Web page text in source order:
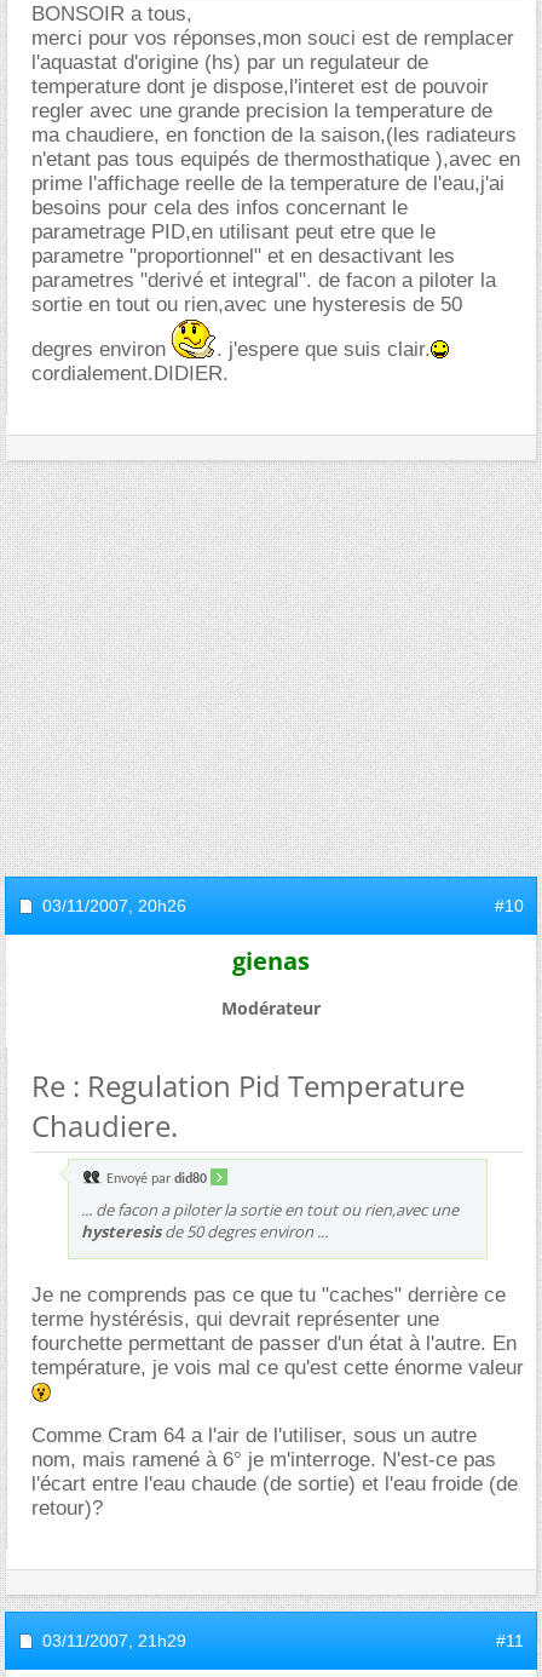
BONSOIR a tous,
merci pour vos réponses,mon souci est de remplacer
l'aquastat d'origine (hs) par un regulateur de
temperature dont je dispose,l'interet est de pouvoir
regler avec une grande precision la temperature de
ma chaudiere, en fonction de la saison,(les radiateurs
n'etant pas tous equipés de thermosthatique ),avec en
prime l'affichage reelle de la temperature de l'eau,j'ai
besoins pour cela des infos concernant le
parametrage PID,en utilisant peut etre que le
parametre "proportionnel" et en desactivant les
parametres "derivé et integral". de facon a piloter la
sortie en tout ou rien,avec une hysteresis de 50
degres environ
. j'espere que suis clair.
cordialement.DIDIER.
03/11/2007, 20h26 #10
gienas
Modérateur
Re : Regulation Pid Temperature
Chaudiere.
Envoyé par did80
... de facon a piloter la sortie en tout ou rien,avec une
hysteresisde 50 degres environ ...
Je ne comprends pas ce que tu "caches" derrière ce
terme hystérésis, qui devrait représenter une
fourchette permettant de passer d'un état à l'autre. En
température, je vois mal ce qu'est cette énorme valeur
Comme Cram 64 a l'air de l'utiliser, sous un autre
nom, mais ramené à 6° je m'interroge. N'est-ce pas
l'écart entre l'eau chaude (de sortie) et l'eau froide (de
retour)?
03/11/2007, 21h29 #11